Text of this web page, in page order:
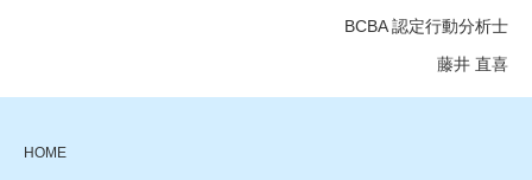
BCBA 認定行動分析士
藤井 直喜
HOME